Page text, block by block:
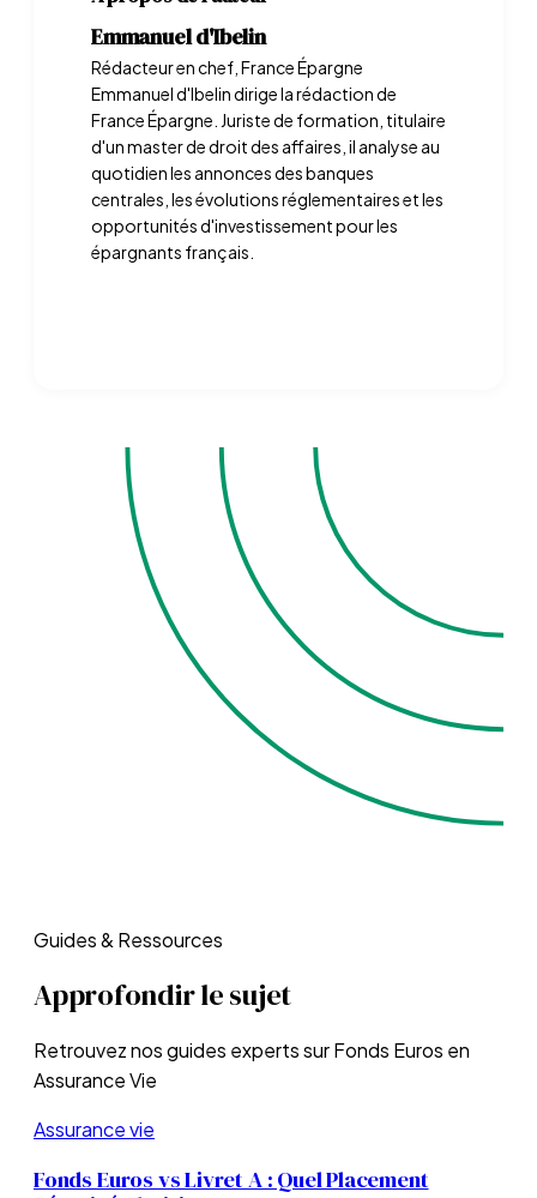
Emmanuel d'Ibelin
Rédacteur en chef, France Épargne
Emmanuel d'Ibelin dirige la rédaction de
France Épargne. Juriste de formation, titulaire
d'un master de droit des affaires, il analyse au
quotidien les annonces des banques
centrales, les évolutions réglementaires et les
opportunités d'investissement pour les
épargnants français.
Guides & Ressources
Approfondir le sujet
Retrouvez nos guides experts surFonds Euros en
Assurance Vie
Assurance vie
Fonds Euros vs Livret A : Quel Placement